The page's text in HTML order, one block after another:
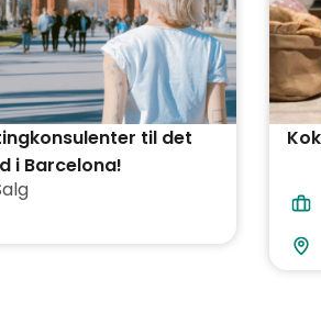
til det
i Barcelona!
Kok